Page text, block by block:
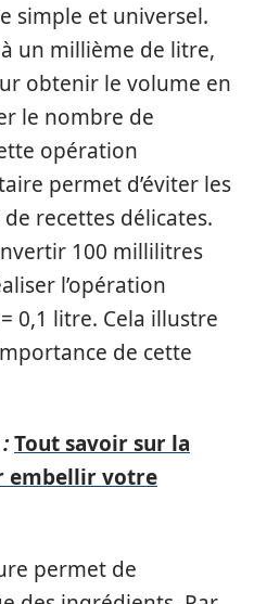
simple et universel.
un millième de litre,
obtenir le volume en
le nombre de
opération
permet d’éviter les
de recettes délicates.
100 millilitres
l’opération
0,1 litre. Cela illustre
de cette
Tout savoir sur la
embellir votre
permet de